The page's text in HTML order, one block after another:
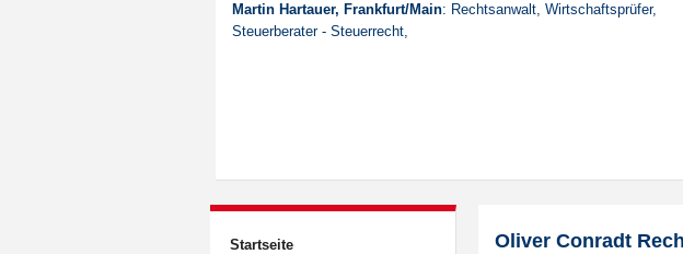
Martin Hartauer, Frankfurt/Main: Rechtsanwalt, Wirtschaftsprüfer,
Steuerberater - Steuerrecht,
Startseite
Oliver Conradt